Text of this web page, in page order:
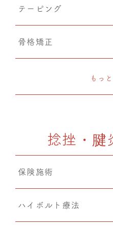
テーピング
骨格矯正
CMC筋膜ストレッチ（
カッピング
猫背矯正
もっ
捻挫・腱
保険施術
ハイボルト療法